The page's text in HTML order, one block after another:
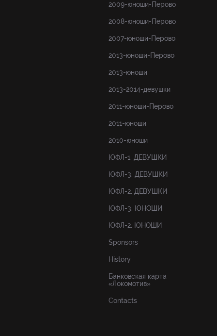
2009-юноши-Перово
2008-юноши-Перово
2007-юноши-Перово
2013-юноши-Перово
2013-юноши
2013-2014-девушки
2011-юноши-Перово
2011-юноши
2010-юноши
ЮФЛ-1. ДЕВУШКИ
ЮФЛ-3. ДЕВУШКИ
ЮФЛ-2. ДЕВУШКИ
ЮФЛ-3. ЮНОШИ
ЮФЛ-2. ЮНОШИ
Sponsors
History
Банковская карта
«Локомотив»
Contacts